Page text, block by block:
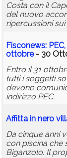
Costa con il
del nuovo
ripercussioni
Fisconews:
ottobre- 30
Entro il 31
tutti i soggetti
devono
indirizzo PEC.
Affitta in nero
Da cinque anni
con piscina che
Biganzolo. Il